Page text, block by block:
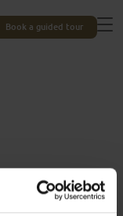
Book a guided tour